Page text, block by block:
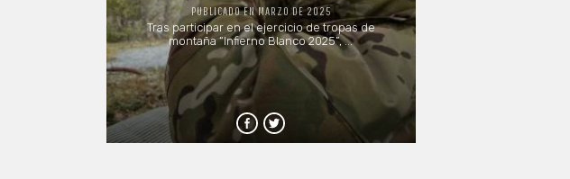
PUBLICADO EN MARZO DE 2025
Tras participar en el ejercicio de tropas de
montaña “Infierno Blanco 2025”, ...